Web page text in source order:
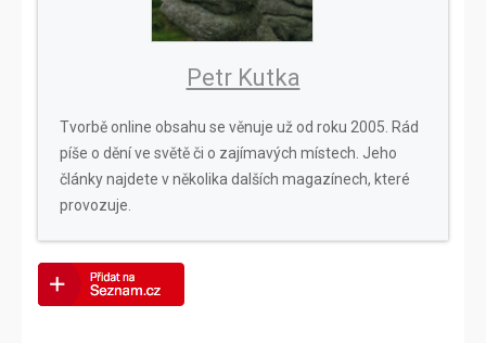
Petr Kutka
Tvorbě online obsahu se věnuje už od roku 2005. Rád
píše o dění ve světě či o zajímavých místech. Jeho
články najdete v několika dalších magazínech, které
provozuje.